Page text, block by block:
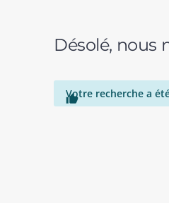
Désolé, nous

Votre recherche a